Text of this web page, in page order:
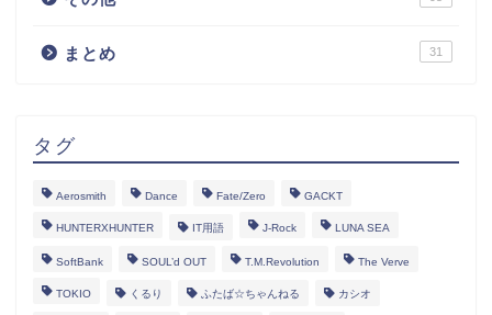
まとめ 31
タグ
Aerosmith Dance Fate/Zero GACKT
HUNTERXHUNTER IT用語 J-Rock LUNA SEA
SoftBank SOUL’d OUT T.M.Revolution The Verve
TOKIO くるり ふたば☆ちゃんねる カシオ